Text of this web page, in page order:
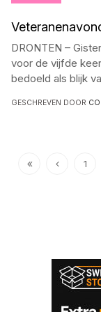
DRONTEN –
voor de vijfde
bedoeld als blijk
GESCHREVEN DOOR
1